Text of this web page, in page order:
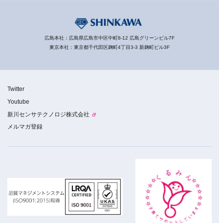
広島本社：広島県広島市中区中町8-12 広島グリーンビル7F
東京本社：東京都千代田区麹町4丁目3-3 新麹町ビル3F
Twitter
Youtube
新川センサテクノロジ株式会社
メルマガ登録